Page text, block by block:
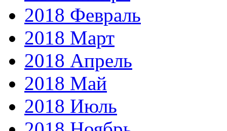
2018 Февраль
2018 Март
2018 Апрель
2018 Май
2018 Июль